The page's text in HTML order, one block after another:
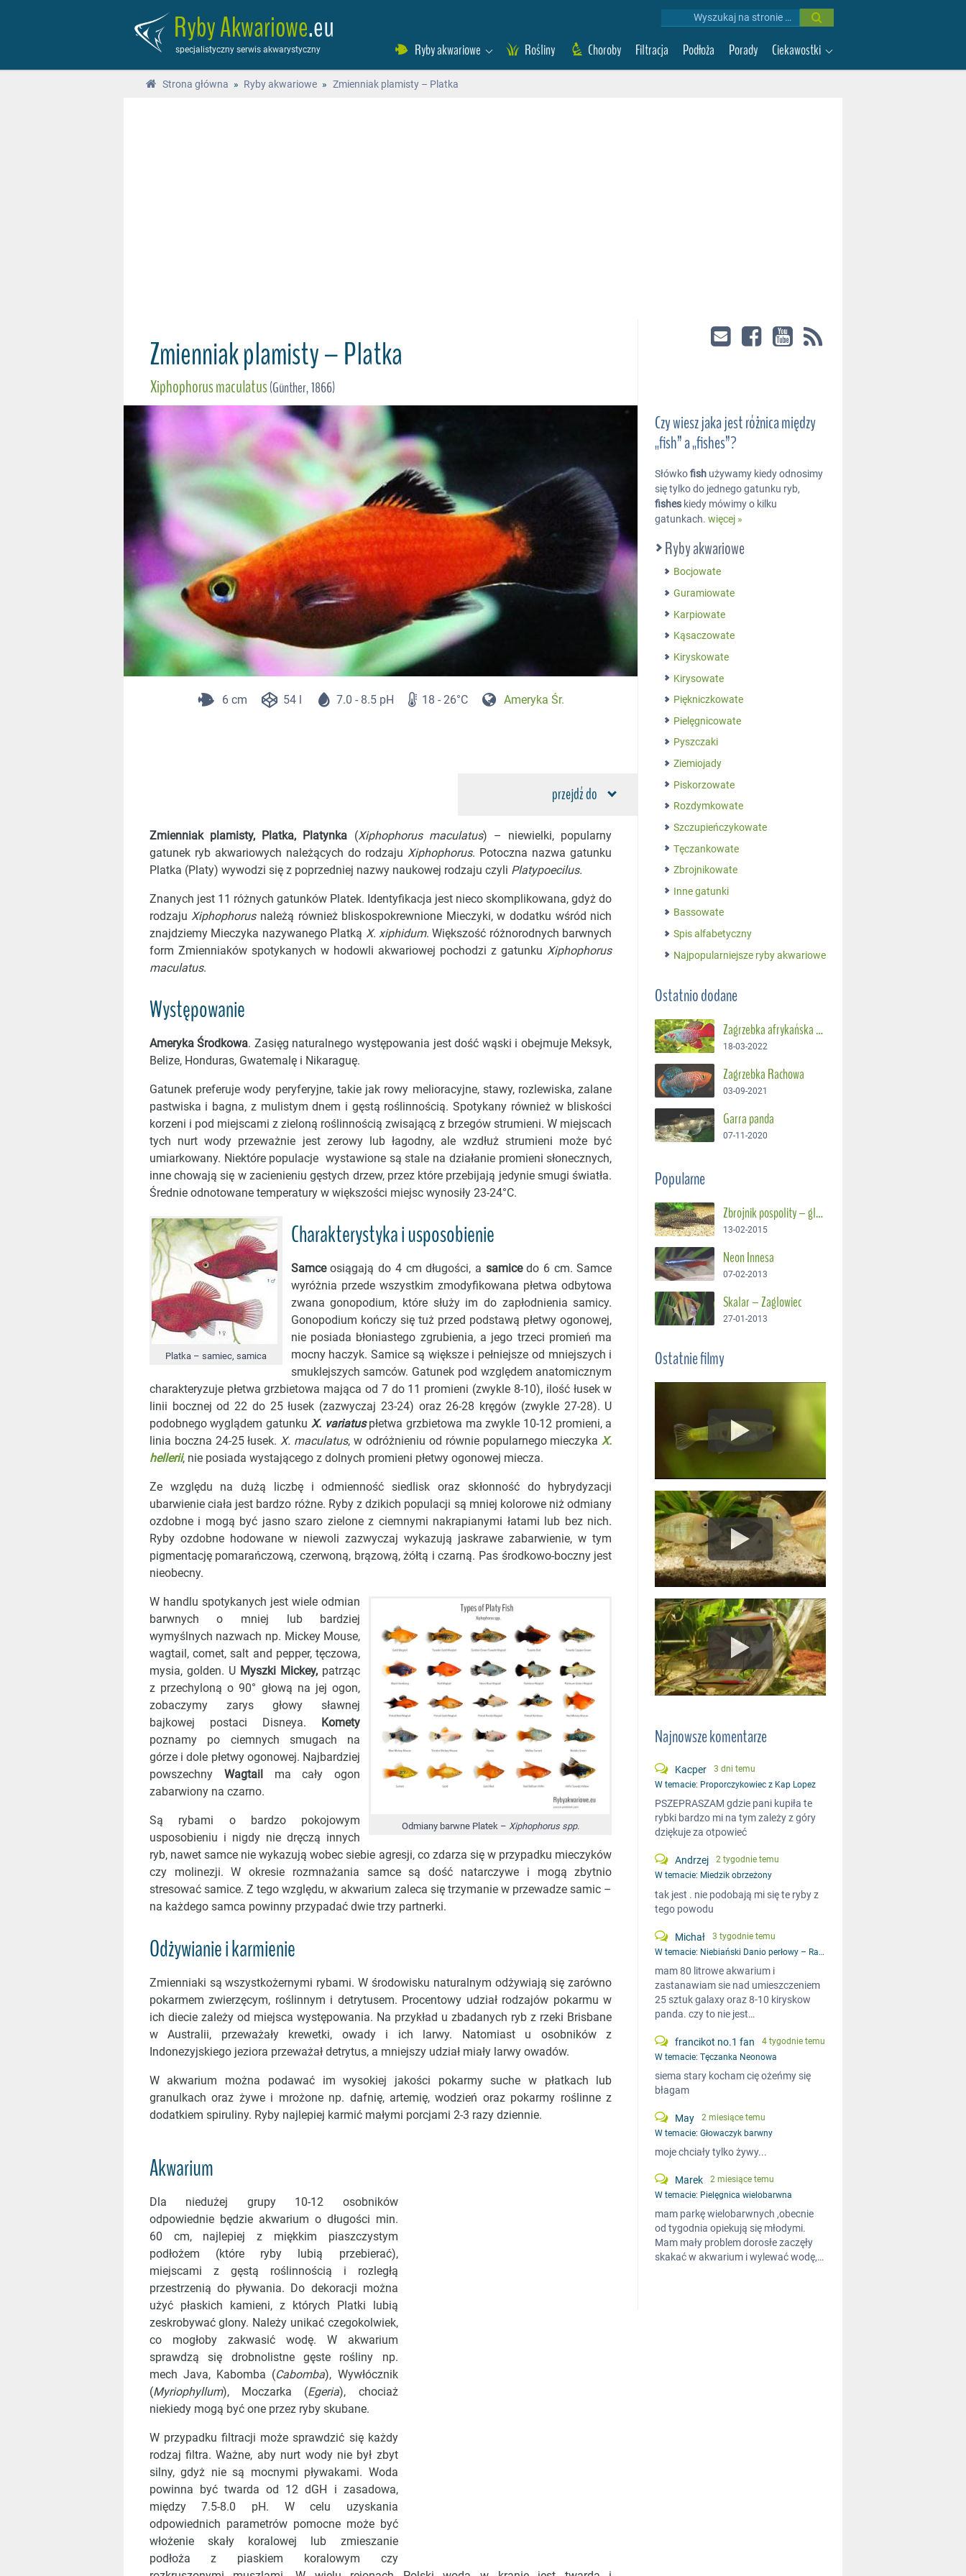
Ryby Akwariowe.eu
specjalistyczny serwis akwarystyczny Ryby akwariowe Rośliny Choroby Filtracja Podłoża Porady Ciekawostki
Wyniki
Strona główna » Ryby akwariowe » Zmienniak plamisty – Platka
Zmienniak plamisty – Platka
Xiphophorus maculatus(Günther, 1866)
6 cm 54 l 7.0 - 8.5 pH 18 - 26°C Ameryka Śr.
przejdź do
Zmienniak plamisty, Platka, Platynka (Xiphophorus maculatus) – niewielki, popularny
gatunek ryb akwariowych należących do rodzajuXiphophorus. Potoczna nazwa gatunku
Platka (Platy) wywodzi się z poprzedniej nazwy naukowej rodzaju czyli Platypoecilus.
Znanych jest 11 różnych gatunków Platek. Identyfikacja jest nieco skomplikowana, gdyż do
rodzajuXiphophorus należą również bliskospokrewnione Mieczyki, w dodatku wśród nich
znajdziemy Mieczyka nazywanego Platką X. xiphidum. Większość różnorodnych barwnych
form Zmienniaków spotykanych w hodowli akwariowej pochodzi z gatunkuXiphophorus
maculatus.
Występowanie
Ameryka Środkowa. Zasięg naturalnego występowania jest dość wąski i obejmuje Meksyk,
Belize, Honduras, Gwatemalę i Nikaraguę.
Gatunek preferuje wody peryferyjne, takie jak rowy melioracyjne, stawy, rozlewiska, zalane
pastwiska i bagna, z mulistym dnem i gęstą roślinnością. Spotykany również w bliskości
korzeni i pod miejscami z zieloną roślinnością zwisającą z brzegów strumieni. W miejscach
tych nurt wody przeważnie jest zerowy lub łagodny, ale wzdłuż strumieni może być
umiarkowany. Niektóre populacje wystawione są stale na działanie promieni słonecznych,
inne chowają się w zacienieniu gęstych drzew, przez które przebijają jedynie smugi światła.
Średnie odnotowane temperatury w większości miejsc wynosiły 23-24°C.
Charakterystyka i usposobienie
Platka – samiec, samica
Samceosiągają do 4 cm długości, a samicedo 6 cm. Samce
wyróżnia przede wszystkim zmodyfikowana płetwa odbytowa
zwana gonopodium, które służy im do zapłodnienia samicy.
Gonopodium kończy się tuż przed podstawą płetwy ogonowej,
nie posiada błoniastego zgrubienia, a jego trzeci promień ma
mocny haczyk. Samice są większe i pełniejsze od mniejszych i
smuklejszych samców. Gatunek pod względem anatomicznym
charakteryzuje płetwa grzbietowa mająca od 7 do 11 promieni (zwykle 8-10), ilość łusek w
linii bocznej od 22 do 25 łusek (zazwyczaj 23-24) oraz 26-28 kręgów (zwykle 27-28). U
podobnego wyglądem gatunku X. variatuspłetwa grzbietowa ma zwykle 10-12 promieni, a
linia boczna 24-25 łusek.X. maculatus, w odróżnieniu od równie popularnego mieczykaX.
hellerii, nie posiada wystającego z dolnych promieni płetwy ogonowej miecza.
Ze względu na dużą liczbę i odmienność siedlisk oraz skłonność do hybrydyzacji
ubarwienie ciała jest bardzo różne. Ryby z dzikich populacji są mniej kolorowe niż odmiany
ozdobne i mogą być jasno szaro zielone z ciemnymi nakrapianymi łatami lub bez nich.
Ryby ozdobne hodowane w niewoli zazwyczaj wykazują jaskrawe zabarwienie, w tym
pigmentację pomarańczową, czerwoną, brązową, żółtą i czarną. Pas środkowo-boczny jest
nieobecny.
Odmiany barwne Platek – Xiphophorus spp.
W handlu spotykanych jest wiele odmian
barwnych o mniej lub bardziej
wymyślnych nazwach np. Mickey Mouse,
wagtail, comet, salt and pepper, tęczowa,
mysia, golden. U Myszki Mickey, patrząc
z przechyloną o 90° głową na jej ogon,
zobaczymy zarys głowy sławnej
bajkowej postaci Disneya.
Komety
poznamy po ciemnych smugach na
górze i dole płetwy ogonowej. Najbardziej
powszechny Wagtail
ma cały ogon
zabarwiony na czarno.
Są rybami o bardzo pokojowym
usposobieniu i nigdy nie dręczą innych
ryb, nawet samce nie wykazują wobec siebie agresji, co zdarza się w przypadku mieczyków
czy molinezji. W okresie rozmnażania samce są dość natarczywe i mogą zbytnio
stresować samice. Z tego względu, w akwarium zaleca się trzymanie w przewadze samic –
na każdego samca powinny przypadać dwie trzy partnerki.
Odżywianie i karmienie
Zmienniaki są wszystkożernymi rybami. W środowisku naturalnym odżywiają się zarówno
pokarmem zwierzęcym, roślinnym i detrytusem. Procentowy udział rodzajów pokarmu w
ich diecie zależy od miejsca występowania. Na przykład u zbadanych ryb z rzeki Brisbane
w Australii, przeważały krewetki, owady i ich larwy. Natomiast u osobników z
Indonezyjskiego jeziora przeważał detrytus, a mniejszy udział miały larwy owadów.
W akwarium można podawać im wysokiej jakości pokarmy suche w płatkach lub
granulkach oraz żywe i mrożone np. dafnię, artemię, wodzień oraz pokarmy roślinne z
dodatkiem spiruliny. Ryby najlepiej karmić małymi porcjami 2-3 razy dziennie.
Akwarium
Dla niedużej grupy 10-12 osobników
odpowiednie będzie akwarium o długości min.
60 cm, najlepiej z miękkim piaszczystym
podłożem (które ryby lubią przebierać),
miejscami z gęstą roślinnością i rozległą
przestrzenią do pływania. Do dekoracji można
użyć płaskich kamieni, z których Platki lubią
zeskrobywać glony. Należy unikać czegokolwiek,
co mogłoby zakwasić wodę. W akwarium
sprawdzą się drobnolistne gęste rośliny np.
mech Java, Kabomba (Cabomba), Wywłócznik
(Myriophyllum), Moczarka (Egeria), chociaż
niekiedy mogą być one przez ryby skubane.
W przypadku filtracji może sprawdzić się każdy
rodzaj filtra. Ważne, aby nurt wody nie był zbyt
silny, gdyż nie są mocnymi pływakami. Woda
powinna być twarda od 12 dGH i zasadowa,
między 7.5-8.0 pH. W celu uzyskania
odpowiednich parametrów pomocne może być
włożenie skały koralowej lub zmieszanie
podłoża z piaskiem koralowym czy
Czy wiesz jaka jest różnica między
„fish” a „fishes”?
Słówkofishużywamy kiedy odnosimy
się tylko do jednego gatunku ryb,
fisheskiedy mówimy o kilku
gatunkach. więcej »
Ryby akwariowe
Bocjowate
Guramiowate
Karpiowate
Kąsaczowate
Kiryskowate
Kirysowate
Piękniczkowate
Pielęgnicowate
Pyszczaki
Ziemiojady
Piskorzowate
Rozdymkowate
Szczupieńczykowate
Tęczankowate
Zbrojnikowate
Inne gatunki
Bassowate
Spis alfabetyczny
Najpopularniejsze ryby akwariowe
Ostatnio dodane
Zagrzebka afrykańska – Suszec Gunthera
18-03-2022
Zagrzebka Rachowa
03-09-2021
Garra panda
07-11-2020
Popularne
Zbrojnik pospolity – glonojad
13-02-2015
Neon Innesa
07-02-2013
Skalar – Żaglowiec
27-01-2013
Ostatnie filmy
Najnowsze komentarze
Kacper
3 dni temu
W temacie: Proporczykowiec z Kap Lopez
PSZEPRASZAM gdzie pani kupiła te
rybki bardzo mi na tym zależy z góry
dziękuje za otpowieć
Andrzej
2 tygodnie temu
W temacie: Miedzik obrzeżony
tak jest . nie podobają mi się te ryby z
tego powodu
Michał
3 tygodnie temu
W temacie: Niebiański Danio perłowy – Razbora galaxy
mam 80 litrowe akwarium i
zastanawiam sie nad umieszczeniem
25 sztuk galaxy oraz 8-10 kiryskow
panda. czy to nie jest…
francikot no.1 fan
4 tygodnie temu
W temacie: Tęczanka Neonowa
siema stary kocham cię ożeńmy się
błagam
May
2 miesiące temu
W temacie: Głowaczyk barwny
moje chciały tylko żywy...
Marek
2 miesiące temu
W temacie: Pielęgnica wielobarwna
mam parkę wielobarwnych ,obecnie
od tygodnia opiekują się młodymi.
Mam mały problem dorosłe zaczęły
skakać w akwarium i wylewać wodę,…